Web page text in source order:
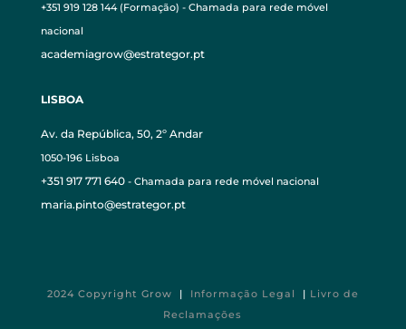
+351 919 128 144 (Formação) - Chamada para rede móvel
nacional
academiagrow@estrategor.pt
LISBOA
Av. da República, 50, 2º Andar
1050-196 Lisboa
+351 917 771 640- Chamada para rede móvel nacional
maria.pinto@estrategor.pt
2024 Copyright Grow | Informação Legal | Livro de
Reclamações